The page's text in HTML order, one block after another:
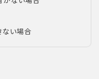
ない場合